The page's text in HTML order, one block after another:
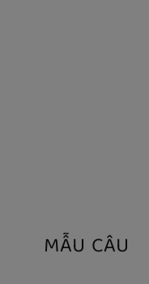
MẪU CÂU